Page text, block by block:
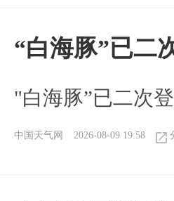
“白海豚”已二
"白海豚”已二次
中国天气网 2026-08-09 19:58